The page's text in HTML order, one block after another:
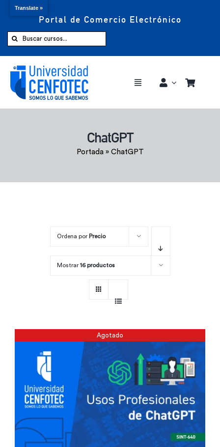
Portal de Comercio Electrónico
Buscar:
Toggle
Comprar ahora
ChatGPT
Portada» ChatGPT
Ordena por Precio
Mostrar 16 productos
Agotado
Translate »